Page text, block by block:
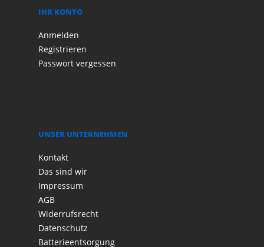
IHR KONTO
Anmelden
Registrieren
Passwort vergessen
UNSER UNTERNEHMEN
Kontakt
Das sind wir
Impressum
AGB
Widerrufsrecht
Datenschutz
Batterieentsorgung